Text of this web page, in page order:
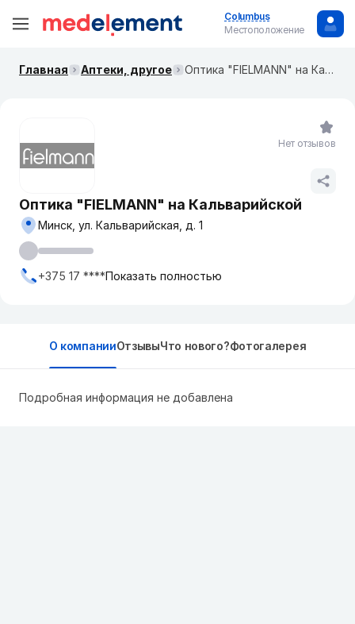
Columbus
Местоположение
Главная Аптеки, другое Оптика "FIELMANN" на Кальварийской
Оптика "FIELMANN" на Кальварийской
Минск, ул. Кальварийская, д. 1
+375 17 ****Показать полностью
Нет отзывов
О компанииОтзывыЧто нового?Фотогалерея
Подробная информация не добавлена